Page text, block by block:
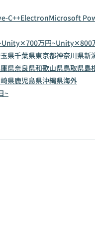
C++ElectronMicrosoft
Unity✕700万円~Unity✕800
県千葉県東京都神奈川県新
県奈良県和歌山県鳥取県島
県鹿児島県沖縄県海外
~